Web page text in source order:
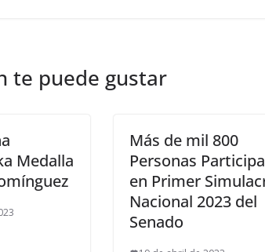
te puede gustar
Medalla
Más de mil 800
Personas
en Primer
Nacional 2023 del
Senado